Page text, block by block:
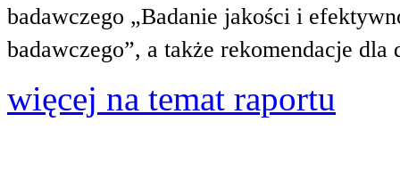
badawczego „Badanie jakości i
badawczego”, a także rekomendacje
więcej na temat raportu